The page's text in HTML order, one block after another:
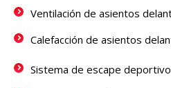
Ventilación de asientos
Calefacción de asientos
Sistema de escape deportivo